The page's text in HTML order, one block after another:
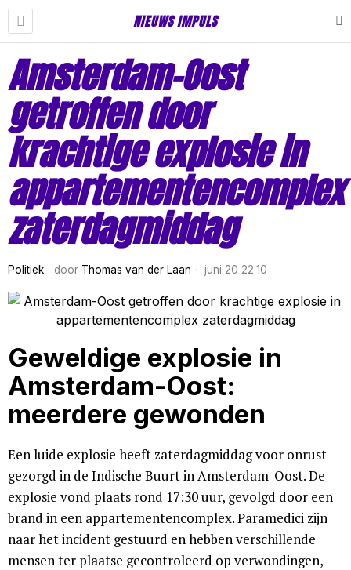
NIEUWS IMPULS
Amsterdam-Oost
getroffen door
krachtige explosie in
appartementencomplex
zaterdagmiddag
Politiek door Thomas van der Laan juni 20 22:10
Geweldige explosie in
Amsterdam-Oost:
meerdere gewonden
Een luide explosie heeft zaterdagmiddag voor onrust
gezorgd in de Indische Buurt in Amsterdam-Oost. De
explosie vond plaats rond 17:30 uur, gevolgd door een
brand in een appartementencomplex. Paramedici zijn
naar het incident gestuurd en hebben verschillende
mensen ter plaatse gecontroleerd op verwondingen,